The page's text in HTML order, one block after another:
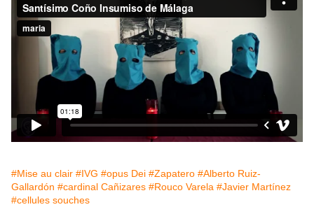
#Mise au clair #IVG #opus Dei #Zapatero #Alberto Ruiz-
Gallardón #cardinal Cañizares #Rouco Varela #Javier Martínez
#cellules souches